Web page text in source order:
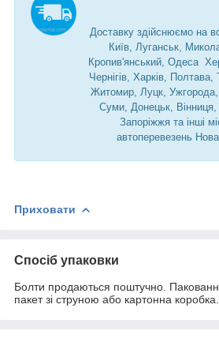
Доставку здійснюємо на
Київ, Луганськ,
Кропив'янський, Одеса
Чернігів, Харків, Полтава,
Житомир, Луцк, Ужгорода,
Суми, Донецьк, Вінниця,
Запоріжжя та інші
автоперевезень
Приховати
Спосіб упаковки
Болти продаються поштучно.
пакет зі струною або картонна коробка.